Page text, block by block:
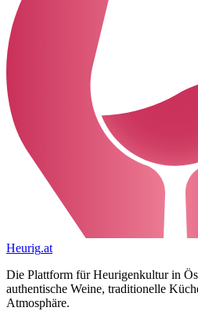
Heurig.at
Die Plattform für Heurigenkultur in
authentische Weine, traditionelle
Atmosphäre.